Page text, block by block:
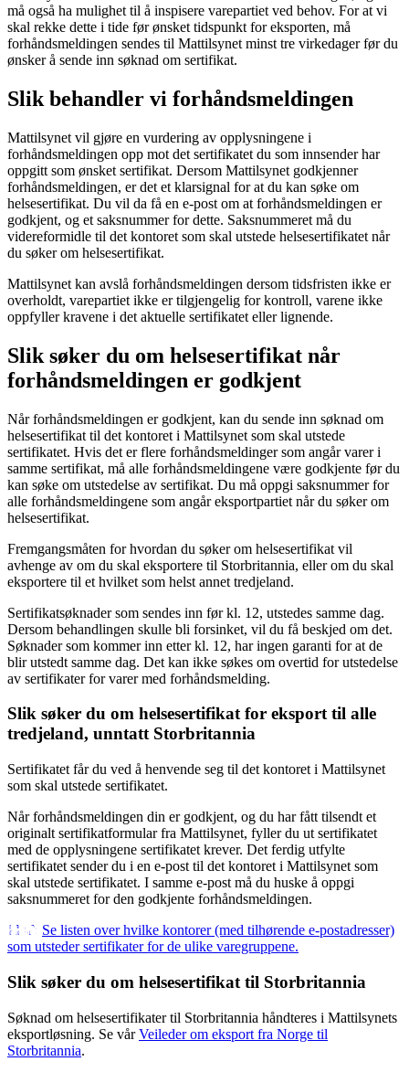
må også ha mulighet til å inspisere varepartiet ved behov. For at vi
skal rekke dette i tide før ønsket tidspunkt for eksporten, må
forhåndsmeldingen sendes til Mattilsynet minst tre virkedager før du
ønsker å sende inn søknad om sertifikat.
Slik behandler vi forhåndsmeldingen
Mattilsynet vil gjøre en vurdering av opplysningene i
forhåndsmeldingen opp mot det sertifikatet du som innsender har
oppgitt som ønsket sertifikat. Dersom Mattilsynet godkjenner
forhåndsmeldingen, er det et klarsignal for at du kan søke om
helsesertifikat. Du vil da få en e-post om at forhåndsmeldingen er
godkjent, og et saksnummer for dette. Saksnummeret må du
videreformidle til det kontoret som skal utstede helsesertifikatet når
du søker om helsesertifikat.
Mattilsynet kan avslå forhåndsmeldingen dersom tidsfristen ikke er
overholdt, varepartiet ikke er tilgjengelig for kontroll, varene ikke
oppfyller kravene i det aktuelle sertifikatet eller lignende.
Slik søker du om helsesertifikat når
forhåndsmeldingen er godkjent
Når forhåndsmeldingen er godkjent, kan du sende inn søknad om
helsesertifikat til det kontoret i Mattilsynet som skal utstede
sertifikatet. Hvis det er flere forhåndsmeldinger som angår varer i
samme sertifikat, må alle forhåndsmeldingene være godkjente før du
kan søke om utstedelse av sertifikat. Du må oppgi saksnummer for
alle forhåndsmeldingene som angår eksportpartiet når du søker om
helsesertifikat.
Fremgangsmåten for hvordan du søker om helsesertifikat vil
avhenge av om du skal eksportere til Storbritannia, eller om du skal
eksportere til et hvilket som helst annet tredjeland.
Sertifikatsøknader som sendes inn før kl. 12, utstedes samme dag.
Dersom behandlingen skulle bli forsinket, vil du få beskjed om det.
Søknader som kommer inn etter kl. 12, har ingen garanti for at de
blir utstedt samme dag. Det kan ikke søkes om overtid for utstedelse
av sertifikater for varer med forhåndsmelding.
Slik søker du om helsesertifikat for eksport til alle
tredjeland, unntatt Storbritannia
Sertifikatet får du ved å henvende seg til det kontoret i Mattilsynet
som skal utstede sertifikatet.
Når forhåndsmeldingen din er godkjent, og du har fått tilsendt et
originalt sertifikatformular fra Mattilsynet, fyller du ut sertifikatet
med de opplysningene sertifikatet krever. Det ferdig utfylte
sertifikatet sender du i en e-post til det kontoret i Mattilsynet som
skal utstede sertifikatet. I samme e-post må du huske å oppgi
saksnummeret for den godkjente forhåndsmeldingen.
Se listen over hvilke kontorer (med tilhørende e-postadresser)
som utsteder sertifikater for de ulike varegruppene.
Slik søker du om helsesertifikat til Storbritannia
Søknad om helsesertifikater til Storbritannia håndteres i Mattilsynets
eksportløsning. Se vårVeileder om eksport fra Norge til
Storbritannia.